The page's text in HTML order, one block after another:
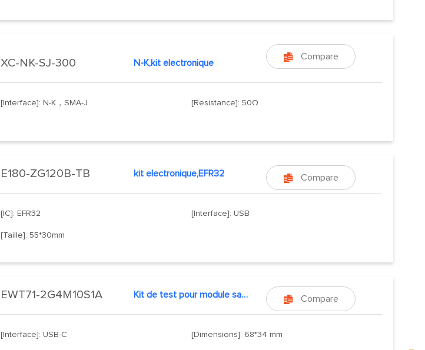
 Compare
XC-NK-SJ-300 N-K,kit electronique
[Interface]: N-K，SMA-J [Resistance]: 50Ω
 Compare
E180-ZG120B-TB kit electronique,EFR32
[IC]: EFR32 [Interface]: USB
[Taille]: 55*30mm
 Compare
EWT71-2G4M10S1A Kit de test pour module sans fil SoC
[Interface]: USB-C [Dimensions]: 68*34 mm